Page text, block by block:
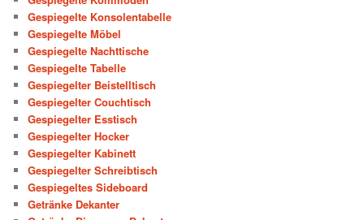
Gespiegelte Konsolentabelle
Gespiegelte Möbel
Gespiegelte Nachttische
Gespiegelte Tabelle
Gespiegelter Beistelltisch
Gespiegelter Couchtisch
Gespiegelter Esstisch
Gespiegelter Hocker
Gespiegelter Kabinett
Gespiegelter Schreibtisch
Gespiegeltes Sideboard
Getränke Dekanter